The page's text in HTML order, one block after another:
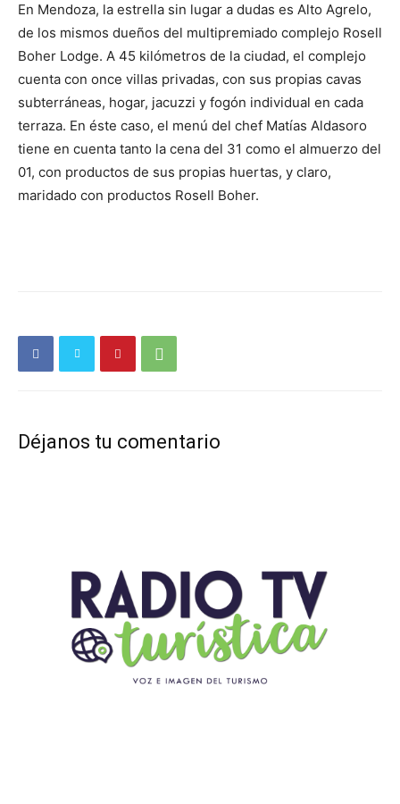
En Mendoza, la estrella sin lugar a dudas es Alto Agrelo,
de los mismos dueños del multipremiado complejo Rosell
Boher Lodge. A 45 kilómetros de la ciudad, el complejo
cuenta con once villas privadas, con sus propias cavas
subterráneas, hogar, jacuzzi y fogón individual en cada
terraza. En éste caso, el menú del chef Matías Aldasoro
tiene en cuenta tanto la cena del 31 como el almuerzo del
01, con productos de sus propias huertas, y claro,
maridado con productos Rosell Boher.
Déjanos tu comentario